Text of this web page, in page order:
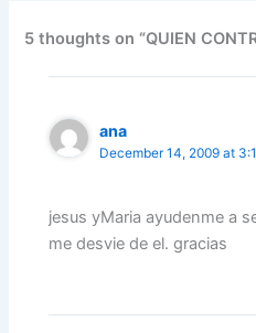
o
o
k
n
5 thoughts on “QUIEN
ana
December 14, 2009 at
jesus yMaria ayudenme a
me desvie de el. gracias